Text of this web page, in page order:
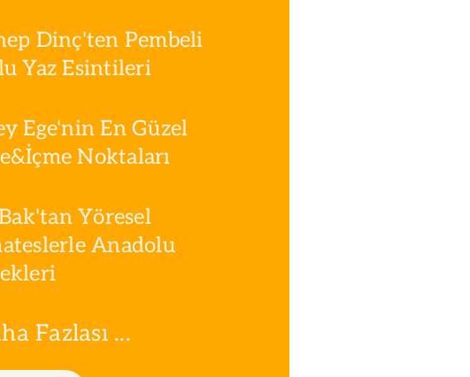
Dinç'ten Pembeli
Yaz Esintileri
Ege'nin En Güzel
Noktaları
Yöresel
Anadolu
Fazlası ...